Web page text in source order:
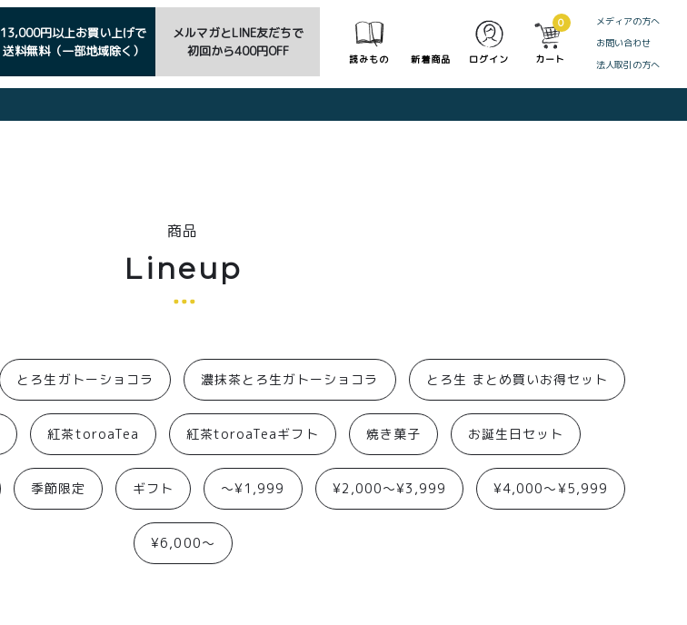
13,000円以上お買い上げで
送料無料（一部地域除く）
メルマガとLINE友だちで
初回から400円OFF
読みもの 新着商品 ログイン
0
カート
メディアの方へ
お問い合わせ
法人取引の方へ
CLOSE
商品
Lineup
とろ生ガトーショコラ 濃抹茶とろ生ガトーショコラ とろ生 まとめ買いお得セット
紅茶toroaTea 紅茶toroaTeaギフト 焼き菓子 お誕生日セット
季節限定 ギフト 〜¥1,999 ¥2,000〜¥3,999 ¥4,000〜¥5,999
¥6,000〜